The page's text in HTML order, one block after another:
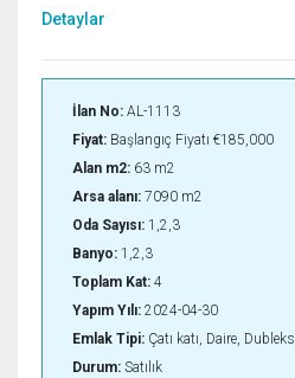
Detaylar
İlan No: AL-1113
Fiyat: Başlangıç Fiyatı €185,000
Alan m2: 63 m2
Arsa alanı: 7090 m2
Oda Sayısı: 1,2,3
Banyo: 1,2,3
Toplam Kat: 4
Yapım Yılı: 2024-04-30
Emlak Tipi: Çatı katı, Daire, Dubleks
Durum: Satılık